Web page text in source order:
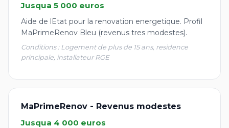
Jusqua 5 000 euros
Aide de lEtat pour la renovation energetique. Profil
MaPrimeRenov Bleu (revenus tres modestes).
Conditions : Logement de plus de 15 ans, residence
principale, installateur RGE
MaPrimeRenov - Revenus modestes
Jusqua 4 000 euros